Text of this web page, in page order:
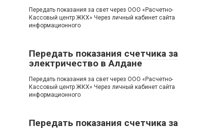
Передать показания за свет через ООО «Расчетно-
Кассовый центр ЖКХ» Через личный кабинет сайта
информационного
Передать показания счетчика за
электричество в Алдане
Передать показания за свет через ООО «Расчетно-
Кассовый центр ЖКХ» Через личный кабинет сайта
информационного
Передать показания счетчика за